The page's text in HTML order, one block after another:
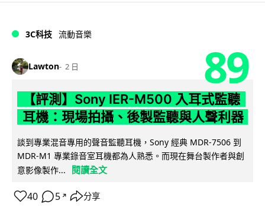
3C科技 流動音樂
Lawton 2 日 89
【評測】Sony IER-M500 入耳式監聽
耳機：現場拍攝、後製監聽與人聲利器
談到專業混音專用的聲音監聽耳機，Sony 經典 MDR-7506 到
MDR-M1 專業錄音室耳機都為人熟悉。而現在舞台製作者與創
意影像製作...
閱讀全文
40 5 ↗ 分享